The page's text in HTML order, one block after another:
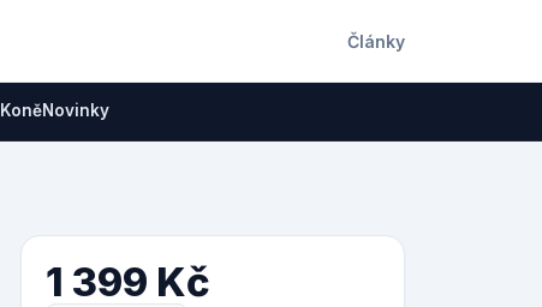
Články
KoněNovinky
1 399 Kč